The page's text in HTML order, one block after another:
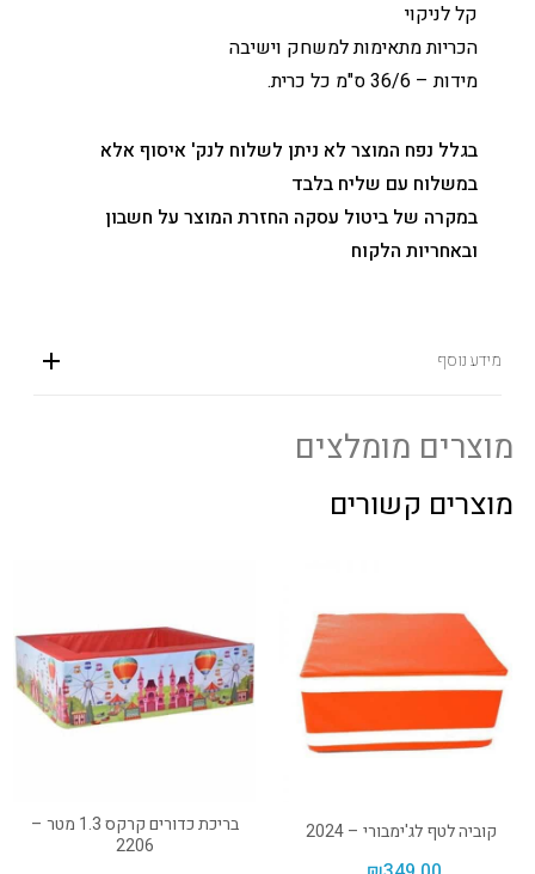
קל לניקוי
הכריות מתאימות למשחק וישיבה
מידות – 36/6 ס"מ כל כרית.
בגלל נפח המוצר לא ניתן לשלוח לנק' איסוף אלא
במשלוח עם שליח בלבד
במקרה של ביטול עסקה החזרת המוצר על חשבון
ובאחריות הלקוח
מידע נוסף
מוצרים מומלצים
מוצרים קשורים
קוביה לטף לג'ימבורי – 2024
בריכת כדורים קרקס 1.3 מטר –
2206